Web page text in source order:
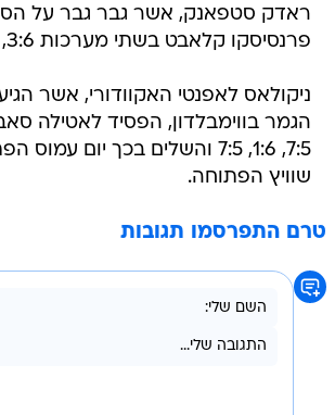
ראדק סטפאנק, אשר גבר גבר על
פרנסיסקו קלאבט בשתי מערכות 3:6, 3:6.
ניקולאס לאפנטי האקוודורי, אשר
הגמר בווימבלדון, הפסיד לאטילה
7:5, 1:6, 7:5 והשלים בכך יום
שוויץ הפתוחה.
טרם התפרסמו תגובות